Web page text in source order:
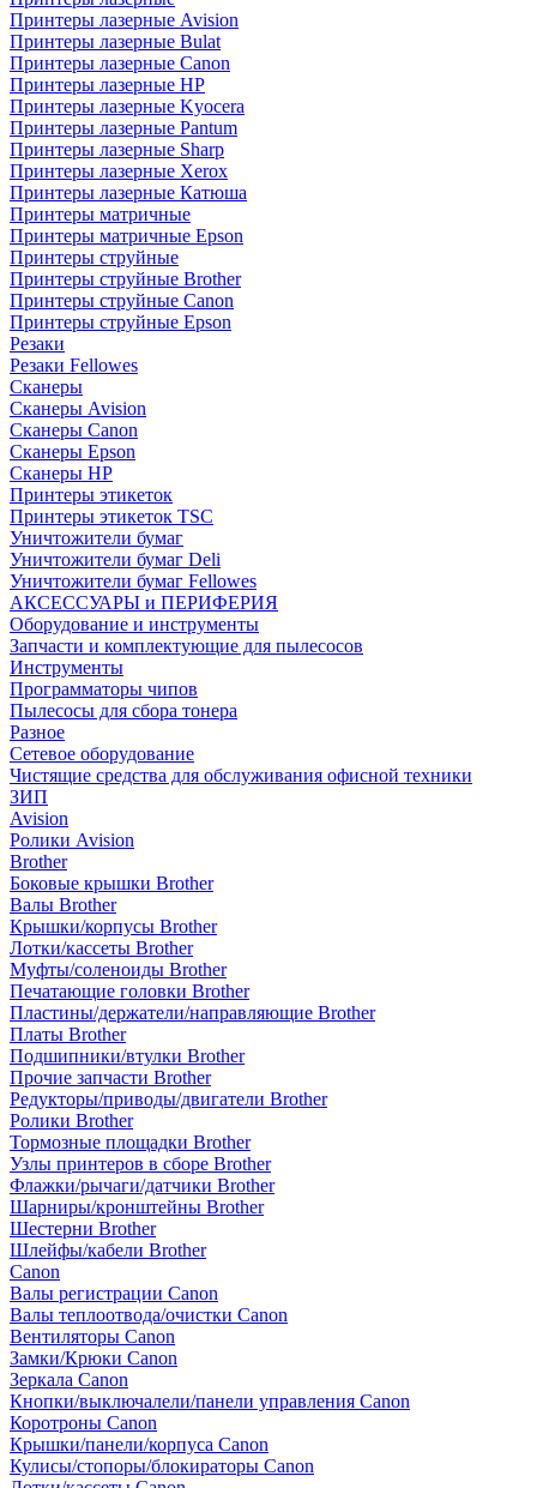
Принтеры лазерные Avision
Принтеры лазерные Bulat
Принтеры лазерные Canon
Принтеры лазерные HP
Принтеры лазерные Kyocera
Принтеры лазерные Pantum
Принтеры лазерные Sharp
Принтеры лазерные Xerox
Принтеры лазерные Катюша
Принтеры матричные
Принтеры матричные Epson
Принтеры струйные
Принтеры струйные Brother
Принтеры струйные Canon
Принтеры струйные Epson
Резаки
Резаки Fellowes
Сканеры
Сканеры Avision
Сканеры Canon
Сканеры Epson
Сканеры HP
Принтеры этикеток
Принтеры этикеток TSC
Уничтожители бумаг
Уничтожители бумаг Deli
Уничтожители бумаг Fellowes
АКСЕССУАРЫ и ПЕРИФЕРИЯ
Оборудование и инструменты
Запчасти и комплектующие для пылесосов
Инструменты
Программаторы чипов
Пылесосы для сбора тонера
Разное
Сетевое оборудование
Чистящие средства для обслуживания офисной техники
ЗИП
Avision
Ролики Avision
Brother
Боковые крышки Brother
Валы Brother
Крышки/корпусы Brother
Лотки/кассеты Brother
Муфты/соленоиды Brother
Печатающие головки Brother
Пластины/держатели/направляющие Brother
Платы Brother
Подшипники/втулки Brother
Прочие запчасти Brother
Редукторы/приводы/двигатели Brother
Ролики Brother
Тормозные площадки Brother
Узлы принтеров в сборе Brother
Флажки/рычаги/датчики Brother
Шарниры/кронштейны Brother
Шестерни Brother
Шлейфы/кабели Brother
Canon
Валы регистрации Canon
Валы теплоотвода/очистки Canon
Вентиляторы Canon
Замки/Крюки Canon
Зеркала Canon
Кнопки/выключалели/панели управления Canon
Коротроны Canon
Крышки/панели/корпуса Canon
Кулисы/стопоры/блокираторы Canon